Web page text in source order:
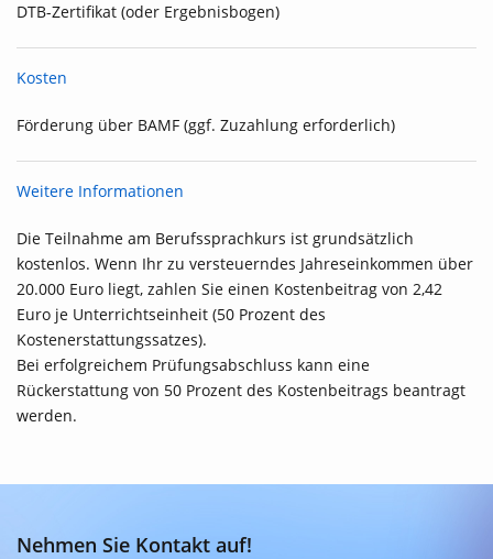
DTB-Zertifikat (oder Ergebnisbogen)
Kosten
Förderung über BAMF (ggf. Zuzahlung erforderlich)
Weitere Informationen
Die Teilnahme am Berufssprachkurs ist grundsätzlich
kostenlos. Wenn Ihr zu versteuerndes Jahreseinkommen über
20.000 Euro liegt, zahlen Sie einen Kostenbeitrag von 2,42
Euro je Unterrichtseinheit (50 Prozent des
Kostenerstattungssatzes).
Bei erfolgreichem Prüfungsabschluss kann eine
Rückerstattung von 50 Prozent des Kostenbeitrags beantragt
werden.
Nehmen Sie Kontakt auf!